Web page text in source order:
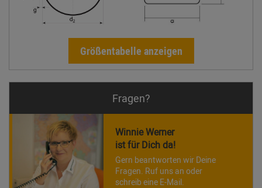
Größentabelle anzeigen
Fragen?
Winnie Werner
ist für Dich da!
Gern beantworten wir Deine
Fragen. Ruf uns an oder
schreib eine E-Mail.